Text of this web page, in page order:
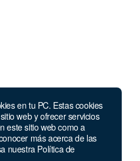
en tu PC. Estas cookies
web y ofrecer servicios
este sitio web como a
más acerca de las
nuestra Política de
a 2 p.m.